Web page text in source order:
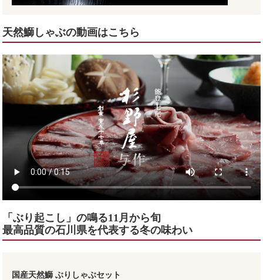
天然鰤しゃぶの動画はこちら
「ぶり起こし」の鳴る11月から旬
最高品質の石川県を代表する冬の味わい
国産天然鰤 ぶりしゃぶセット